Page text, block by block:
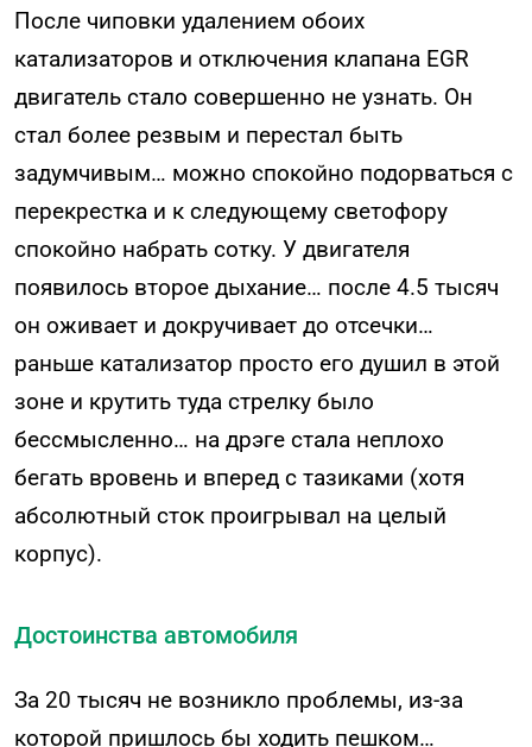
После чиповки удалением обоих
катализаторов и отключения клапана EGR
двигатель стало совершенно не узнать. Он
стал более резвым и перестал быть
задумчивым… можно спокойно подорваться с
перекрестка и к следующему светофору
спокойно набрать сотку. У двигателя
появилось второе дыхание… после 4.5 тысяч
он оживает и докручивает до отсечки…
раньше катализатор просто его душил в этой
зоне и крутить туда стрелку было
бессмысленно… на дрэге стала неплохо
бегать вровень и вперед с тазиками (хотя
абсолютный сток проигрывал на целый
корпус).
Достоинства автомобиля
За 20 тысяч не возникло проблемы, из-за
которой пришлось бы ходить пешком…